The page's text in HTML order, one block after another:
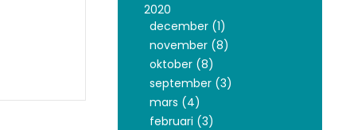
2020
december (1)
november (8)
oktober (8)
september (3)
mars (4)
februari (3)